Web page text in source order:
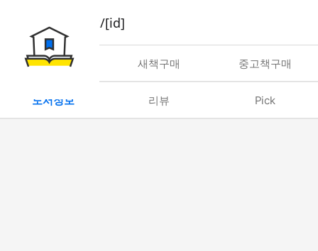
book/rent/[id]
대여 새책구매 중고책구매
도서정보 리뷰 Pick